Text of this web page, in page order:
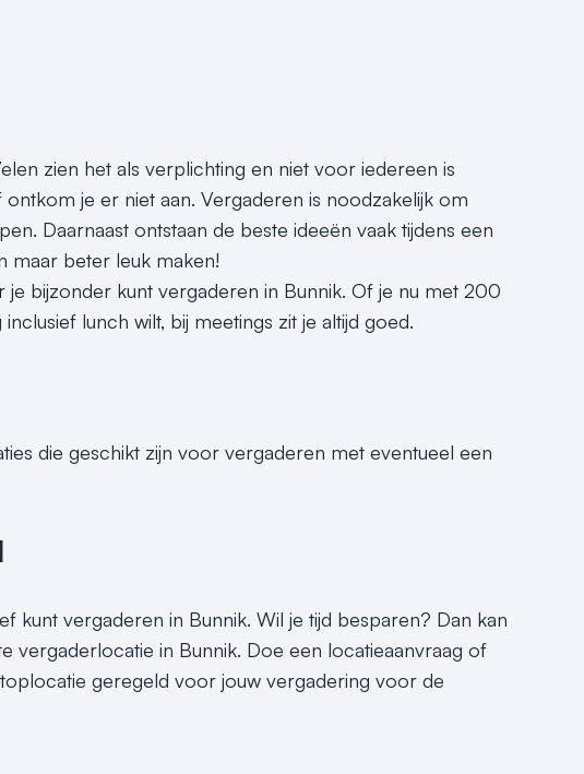
zien het als verplichting en niet voor iedereen is
je er niet aan. Vergaderen is noodzakelijk om
Daarnaast ontstaan de beste ideeën vaak tijdens een
maar beter leuk maken!
bijzonder kunt vergaderen in Bunnik. Of je nu met 200
lunch wilt, bij meetings zit je altijd goed.
die geschikt zijn voor vergaderen met eventueel een
kunt vergaderen in Bunnik. Wil je tijd besparen? Dan kan
vergaderlocatie in Bunnik. Doe een locatieaanvraag of
geregeld voor jouw vergadering voor de